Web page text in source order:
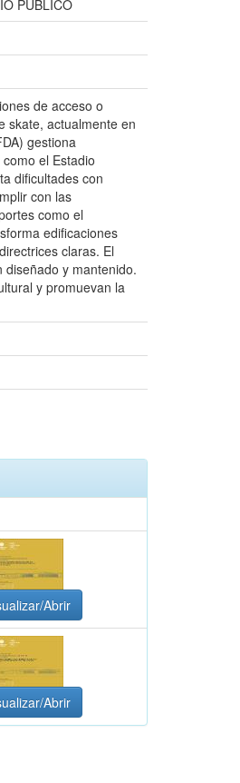
PÚBLICO
de acceso o
skate, actualmente en
gestiona
el Estadio
dificultades con
con las
como el
edificaciones
claras. El
y mantenido.
y promuevan la
Abrir
Abrir